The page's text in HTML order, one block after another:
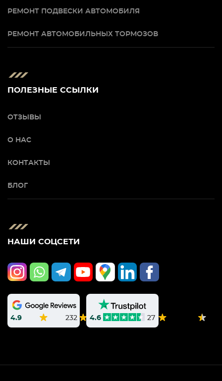
РЕМОНТ ПОДВЕСКИ АВТОМОБИЛЯ
РЕМОНТ АВТОМОБИЛЬНЫХ ТОРМОЗОВ
ПОЛЕЗНЫЕ ССЫЛКИ
ОТЗЫВЫ
О НАС
КОНТАКТЫ
БЛОГ
НАШИ СОЦСЕТИ
4.9 232 4.6 27